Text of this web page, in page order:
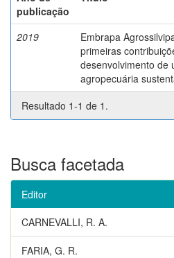
publicação
2019
Embrapa
primeiras
desenvolvimento de
agropecuária
Resultado 1-1 de 1.
Busca facetada
Editor
CARNEVALLI, R. A.
FARIA, G. R.